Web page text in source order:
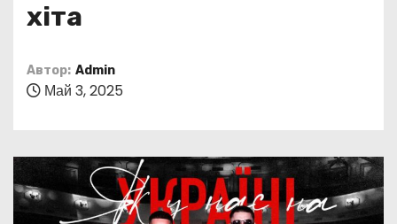
хіта
Автор: Admin
Май 3, 2025